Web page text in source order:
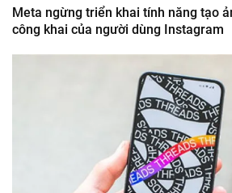
Meta ngừng triển khai tính năng tạo
công khai của người dùng Instagram